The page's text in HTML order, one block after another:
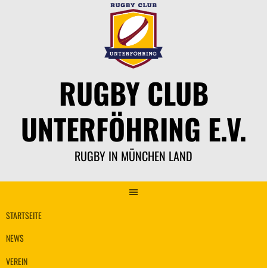
RUGBY CLUB
UNTERFÖHRING E.V.
RUGBY IN MÜNCHEN LAND
STARTSEITE
NEWS
VEREIN